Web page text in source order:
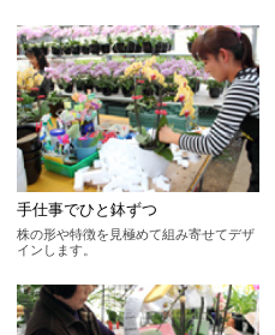
手仕事でひと鉢ずつ
株の形や特徴を見極めて組み寄せてデザ
インします。